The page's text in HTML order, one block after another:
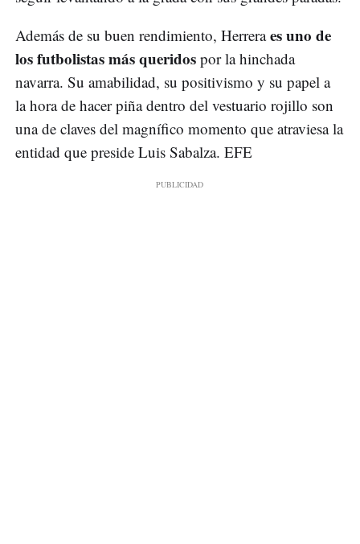
Además de su buen rendimiento, Herreraes uno de
los futbolistas más queridos por la hinchada
navarra. Su amabilidad, su positivismo y su papel a
la hora de hacer piña dentro del vestuario rojillo son
una de claves del magnífico momento que atraviesa la
entidad que preside Luis Sabalza. EFE